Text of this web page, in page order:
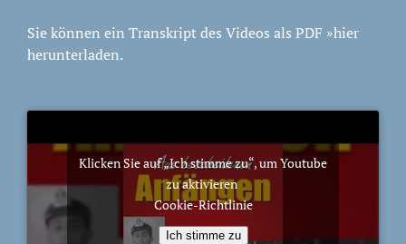
Sie können ein Transkript des Videos als PDF »hier
herunterladen.
Klicken Sie auf „Ich stimme zu“, um Youtube
zu aktivieren
Cookie-Richtlinie
Ich stimme zu